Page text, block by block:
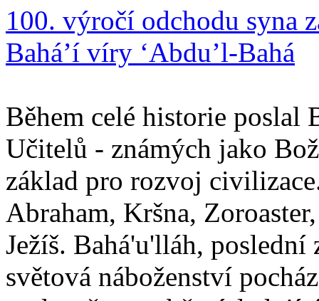
100. výročí odchodu syna
Bahá’í víry ‘Abdu’l-Bahá
Během celé historie poslal
Učitelů - známých jako
základ pro rozvoj
Abraham, Kršna,
Ježíš. Bahá'u'lláh,
světová náboženství